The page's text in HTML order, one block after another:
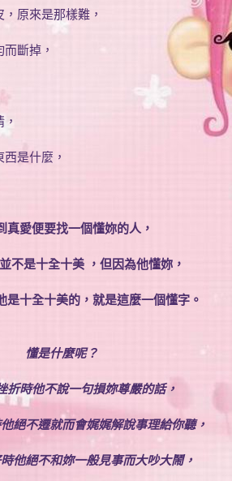
原來是那樣難，
斷掉，
是什麼，
真愛便要找一個懂妳的人，
不是十全十美 ，但因為他懂妳，
是十全十美的，就是這麼一個懂字。
懂是什麼呢？
折時他不說一句損妳尊嚴的話，
絕不遷就而會娓娓解說事理給你聽，
他絕不和妳一般見事而大吵大鬧，